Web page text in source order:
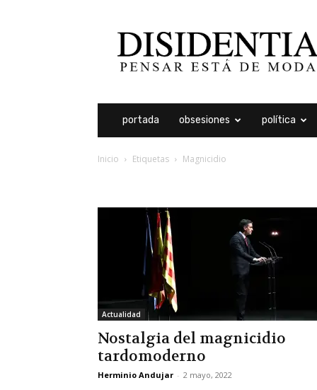
portada obsesiones política
Inicio Etiquetas Magnicidio
Actualidad
Nostalgia del magnicidio
tardomoderno
Herminio Andujar - 2 mayo, 2022